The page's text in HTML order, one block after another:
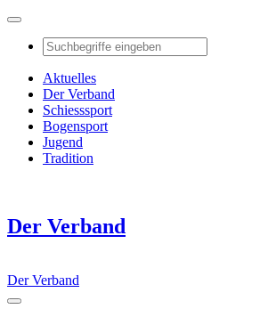
Aktuelles
Der Verband
Schiesssport
Bogensport
Jugend
Tradition
Der Verband
Der Verband